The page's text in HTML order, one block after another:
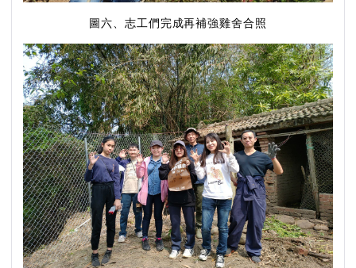
圖六、志工們完成再補強雞舍合照